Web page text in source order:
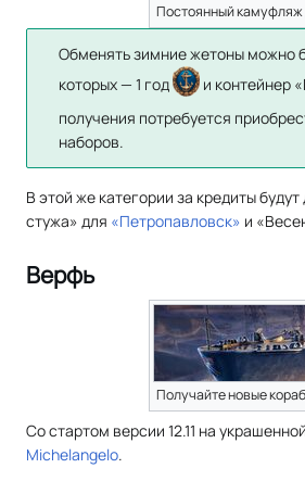
Постоянный камуфляж
Обменять зимние жетоны можно
которых — 1 год
и контейнер
получения потребуется
наборов.
В этой же категории за кредиты
стужа» для «Петропавловск» и
Верфь
Получайте новые
Со стартом версии 12.11 на
Michelangelo.